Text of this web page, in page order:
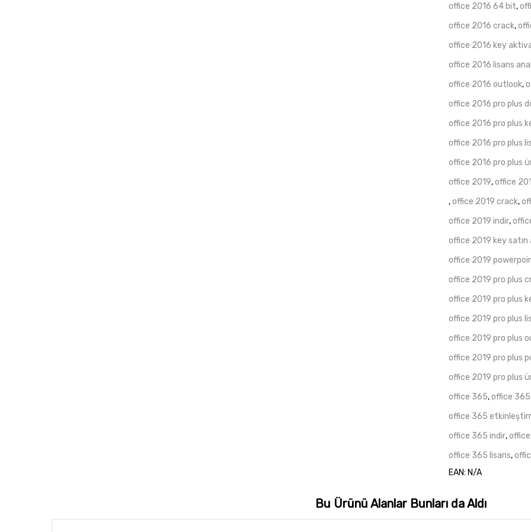
adet
office 2016 64 bit,
office 2016 crack,
office 2016 key
office 2016 lisans
office 2016 outlook,
office 2016 pro plus
office 2016 pro plus
office 2016 pro plus
office 2016 pro plus
office 2019,office
,office 2019 crack,
office 2019 indir,
office 2019 key satın
office 2019
office 2019 pro plus
office 2019 pro plus
office 2019 pro plus
office 2019 pro plus
office 2019 pro plus
office 2019 pro plus
office 365,office
office 365
office 365 indir,
office 365 lisans,
EAN: N/A
Bu Ürünü Alanlar Bunları da Aldı